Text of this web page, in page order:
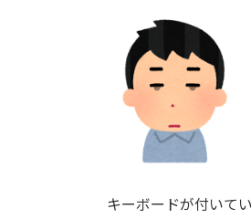
キーボードが付いて